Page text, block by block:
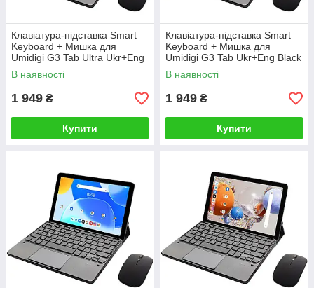
Клавіатура-підставка Smart
Keyboard + Мишка для
Umidigi G3 Tab Ultra Ukr+Eng
Black
В наявності
1 949 ₴
Купити
Клавіатура-підставка Smart
Keyboard + Мишка для
Umidigi G3 Tab Ukr+Eng Black
В наявності
1 949 ₴
Купити